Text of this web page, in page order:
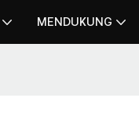
MENDUKUNG